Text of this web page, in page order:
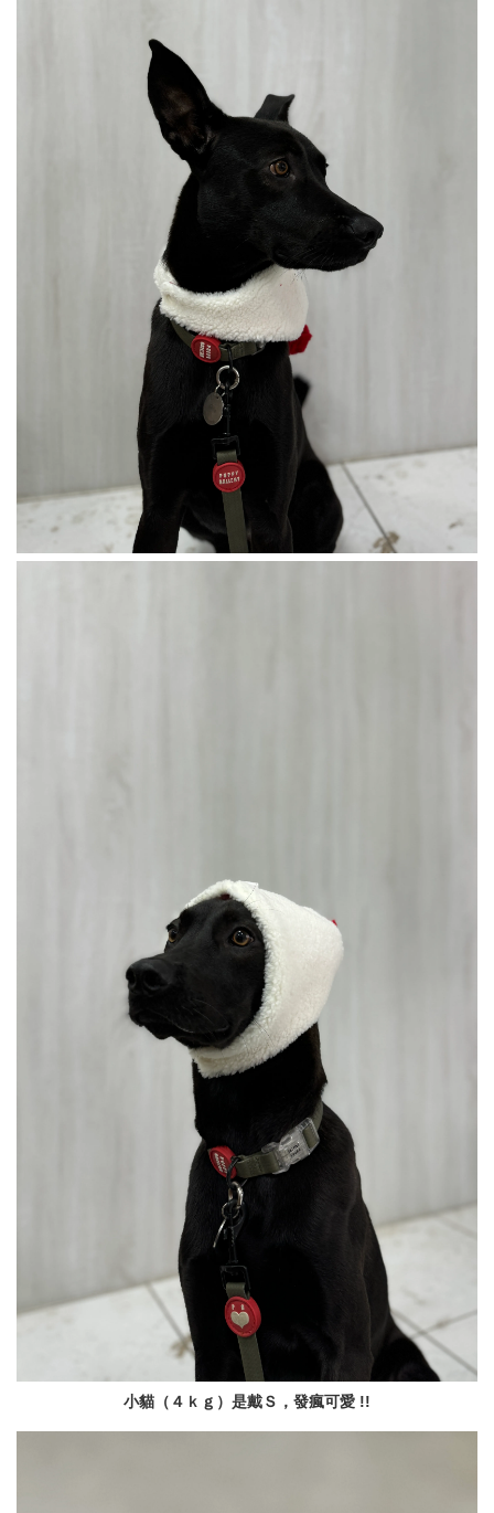
小貓（４ｋｇ）是戴Ｓ，發瘋可愛 !!